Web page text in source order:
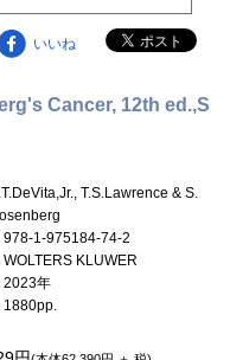
いいね
Cancer, 12th ed.,S
T.S.Lawrence & S.
978-1-975184-74-2
WOLTERS KLUWER
2023年
1880pp.